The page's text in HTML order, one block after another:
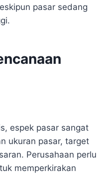
pasar sedang
espek pasar sangat
ukuran pasar, target
Perusahaan perlu
memperkirakan